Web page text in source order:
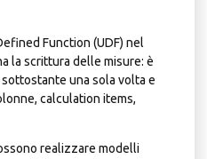
Function (UDF) nel
la scrittura delle misure: è
una sola volta e
calculation items,
realizzare modelli